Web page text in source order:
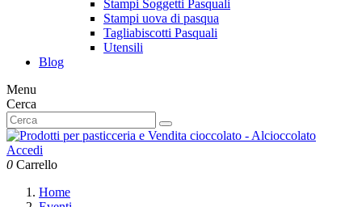
Stampi Soggetti Pasquali
Stampi uova di pasqua
Tagliabiscotti Pasquali
Utensili
Blog
Menu
Cerca
Accedi
0 Carrello
Home